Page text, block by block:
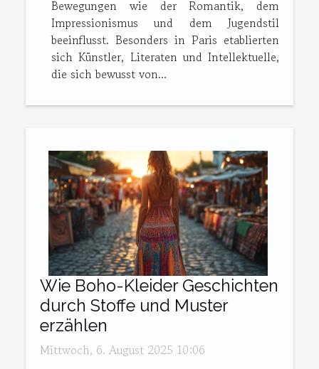
Bewegungen wie der Romantik, dem
Impressionismus und dem Jugendstil
beeinflusst. Besonders in Paris etablierten
sich Künstler, Literaten und Intellektuelle,
die sich bewusst von...
Wie Boho-Kleider Geschichten
durch Stoffe und Muster
erzählen
Mittwoch, 6. August 2025 10:06